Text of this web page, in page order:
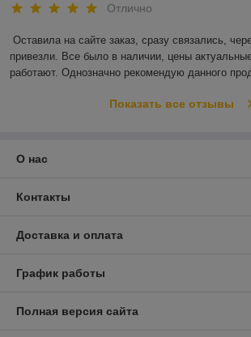
Отлично
Оставила на сайте заказ, сразу связались,
привезли. Все было в наличии, цены
работают. Однозначно рекомендую данного
Показать все отзывы
О нас
Контакты
Доставка и оплата
График работы
Полная версия сайта